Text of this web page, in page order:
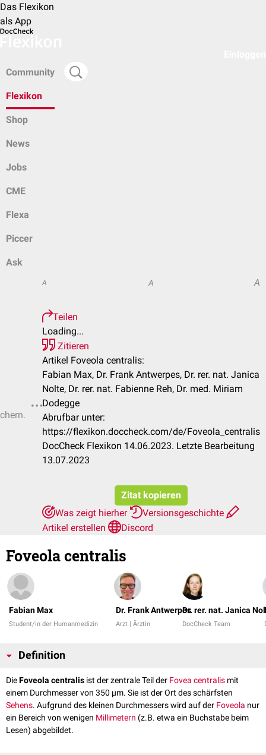
Das Flexikon
als App
Community
Flexikon
Shop
News
Jobs
CME
Flexa
Piccer
Ask
A A A
Teilen
Loading...
Zitieren
Artikel Foveola centralis:
Fabian Max, Dr. Frank Antwerpes, Dr. rer. nat. Janica
Nolte, Dr. rer. nat. Fabienne Reh, Dr. med. Miriam
Dodegge
Abrufbar unter:
https://flexikon.doccheck.com/de/Foveola_centralis
DocCheck Flexikon 14.06.2023. Letzte Bearbeitung
13.07.2023
Zitat kopieren
Was zeigt hierher
Versionsgeschichte
Artikel erstellen
Discord
Foveola centralis
Fabian Max
Student/in der Humanmedizin
Dr. Frank Antwerpes
Arzt | Ärztin
Dr. rer. nat. Janica
DocCheck Team
Definition
DieFoveola centralis ist der zentrale Teil der Fovea centralis mit
einem Durchmesser von 350 µm. Sie ist der Ort des schärfsten
Sehens. Aufgrund des kleinen Durchmessers wird auf der Foveola nur
ein Bereich von wenigen Millimetern (z.B. etwa ein Buchstabe beim
Lesen) abgebildet.